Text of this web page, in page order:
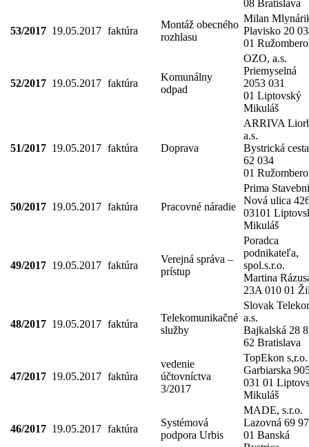
08 Bratislava
53/2017 19.05.2017 faktúra
Montáž obecného
rozhlasu
Milan
Plavisko 20
01
52/2017 19.05.2017 faktúra
Komunálny
odpad
OZO, a.s.
Priemyselná
2053 031
01 Liptovský
Mikuláš
51/2017 19.05.2017 faktúra Doprava
ARRIVA
a.s.
Bystrická cesta
62 034
01
50/2017 19.05.2017 faktúra Pracovné náradie
Prima
Nová ulica
03101
Mikuláš
49/2017 19.05.2017 faktúra
Verejná správa –
prístup
Poradca
podnikateľa,
spol.s.r.o.
Martina
23A 010 01
48/2017 19.05.2017 faktúra
Telekomunikačné
služby
Slovak
a.s.
Bajkalská 28
62 Bratislava
47/2017 19.05.2017 faktúra
vedenie
účtovníctva
3/2017
TopEkon s,r.o.
Garbiarska
031 01
Mikuláš
46/2017 19.05.2017 faktúra
Systémová
podpora Urbis
MADE, s.r.o.
Lazovná 69
01 Banská